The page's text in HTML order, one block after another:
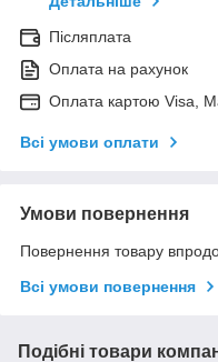
Післяплата
Оплата на рахунок
Оплата картою Visa,
Всі умови оплати
Умови повернення
Повернення товару
Всі умови повернення
Подібні товари